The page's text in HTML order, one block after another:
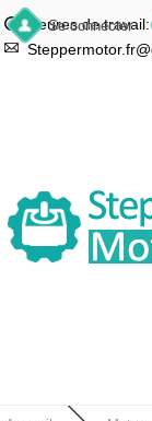
Se connecter
Heures de